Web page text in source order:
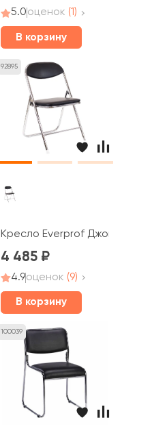
5.0оценок (1)
В корзину
92895
Кресло Everprof Джокер Хром /
4 485
4.9оценок (9)
В корзину
100039